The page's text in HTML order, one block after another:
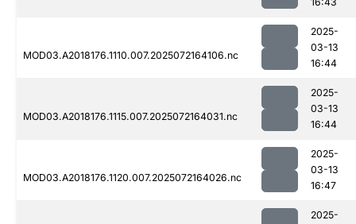
MOD03.A2018176.1110.007.2025072164106.nc
2025-
03-13
16:44
MOD03.A2018176.1115.007.2025072164031.nc
2025-
03-13
16:44
MOD03.A2018176.1120.007.2025072164026.nc
2025-
03-13
16:47
2025-